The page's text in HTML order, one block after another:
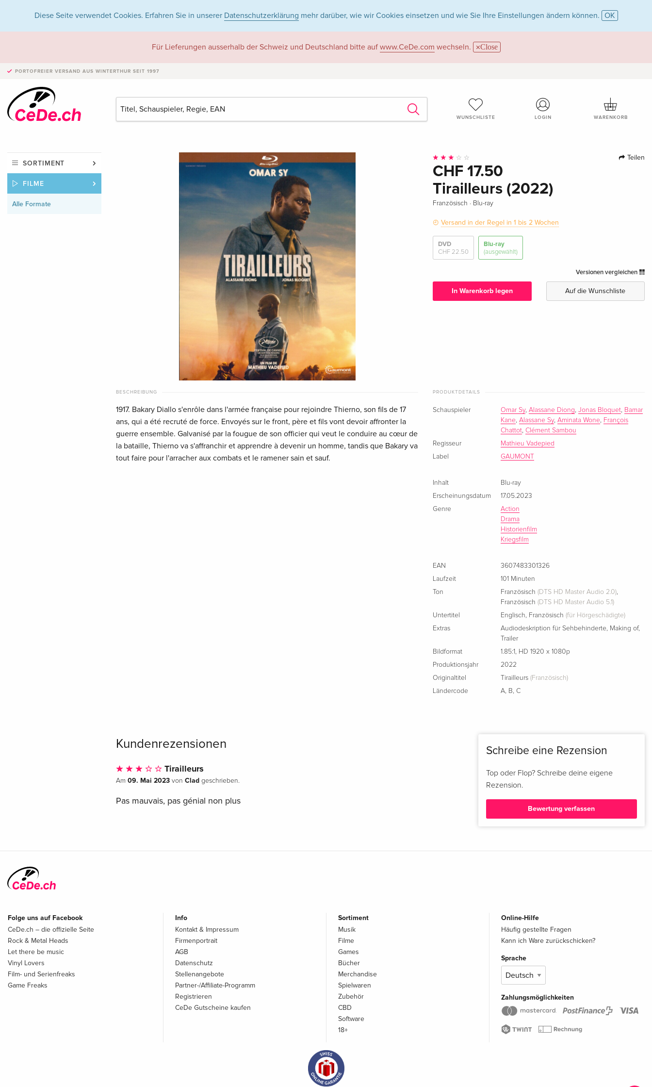
Diese Seite verwendet Cookies. Erfahren Sie in unserer Datenschutzerklärung mehr darüber, wie wir Cookies einsetzen und wie Sie Ihre Einstellungen ändern können. OK
Für Lieferungen ausserhalb der Schweiz und Deutschland bitte auf www.CeDe.com wechseln. Close
PORTOFREIER VERSAND AUS WINTERTHUR SEIT 1997
WUNSCHLISTE LOGIN WARENKORB
SORTIMENT
FILME
Alle Formate
Teilen
CHF 17.50
Tirailleurs (2022)
Französisch · Blu-ray
Versand in der Regel in 1 bis 2 Wochen
DVD
CHF 22.50
Blu-ray
(ausgewählt)
Versionen vergleichen
In Warenkorb legen Auf die Wunschliste
BESCHREIBUNG
1917. Bakary Diallo s'enrôle dans l'armée française pour rejoindre Thierno, son fils de 17
ans, qui a été recruté de force. Envoyés sur le front, père et fils vont devoir affronter la
guerre ensemble. Galvanisé par la fougue de son officier qui veut le conduire au cœur de
la bataille, Thierno va s'affranchir et apprendre à devenir un homme, tandis que Bakary va
tout faire pour l'arracher aux combats et le ramener sain et sauf.
PRODUKTDETAILS
Schauspieler Omar Sy,Alassane Diong,Jonas Bloquet, Bamar
Kane,Alassane Sy,Aminata Wone, François
Chattot,Clément Sambou
Regisseur
Mathieu Vadepied
Label
GAUMONT
Inhalt
Blu-ray
Erscheinungsdatum
17.05.2023
Genre
Action
Drama
Historienfilm
Kriegsfilm
EAN
3607483301326
Laufzeit
101 Minuten
Ton
Französisch (DTS HD Master Audio 2.0),
Französisch (DTS HD Master Audio 5.1)
Untertitel
Englisch, Französisch (für Hörgeschädigte)
Extras
Audiodeskription für Sehbehinderte, Making of,
Trailer
Bildformat
1.85:1, HD 1920 x 1080p
Produktionsjahr
2022
Originaltitel
Tirailleurs (Französisch)
Ländercode
A, B,C
Kundenrezensionen
Tirailleurs
Am 09. Mai 2023von Clad geschrieben.
Pas mauvais, pas génial non plus
Schreibe eine Rezension
Top oder Flop? Schreibe deine eigene
Rezension.
Bewertung verfassen
Folge uns auf Facebook
CeDe.ch – die offizielle Seite
Rock & Metal Heads
Let there be music
Vinyl Lovers
Film- und Serienfreaks
Game Freaks
Info
Kontakt & Impressum
Firmenportrait
AGB
Datenschutz
Stellenangebote
Partner-/Affiliate-Programm
Registrieren
CeDe Gutscheine kaufen
Sortiment
Musik
Filme
Games
Bücher
Merchandise
Spielwaren
Zubehör
CBD
Software
18+
Online-Hilfe
Häufig gestellte Fragen
Kann ich Ware zurückschicken?
Sprache
Zahlungsmöglichkeiten